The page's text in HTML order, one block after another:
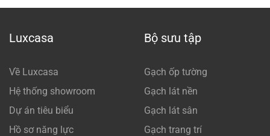
Luxcasa
Về Luxcasa
Hệ thống showroom
Dự án tiêu biểu
Hồ sơ năng lực
Bộ sưu tập
Gạch ốp tường
Gạch lát nền
Gạch lát sân
Gạch trang trí